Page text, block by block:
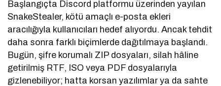
Başlangıçta Discord platformu üzerinden yayılan
SnakeStealer, kötü amaçlı e-posta ekleri
aracılığıyla kullanıcıları hedef alıyordu. Ancak tehdit
daha sonra farklı biçimlerde dağıtılmaya başlandı.
Bugün, şifre korumalı ZIP dosyaları, silah hâline
getirilmiş RTF, ISO veya PDF dosyalarıyla
gizlenebiliyor; hatta korsan yazılımlar ya da sahte